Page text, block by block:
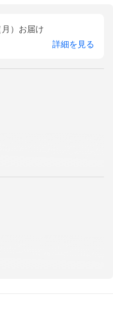
）お届け
詳細を見る